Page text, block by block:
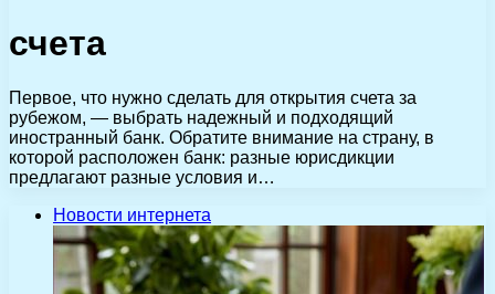
счета
Первое, что нужно сделать для открытия счета за
рубежом, — выбрать надежный и подходящий
иностранный банк. Обратите внимание на страну, в
которой расположен банк: разные юрисдикции
предлагают разные условия и…
Новости интернета